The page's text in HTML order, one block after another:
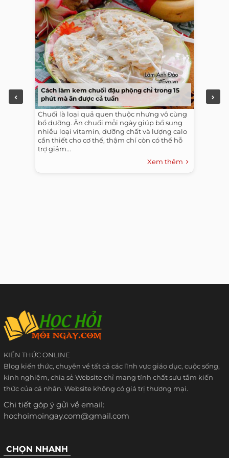
Cách làm kem chuối đậu phộng chỉ trong 15
phút mà ăn được cả tuần
Chuối là loại quả quen thuộc nhưng vô cùng
bổ dưỡng. Ăn chuối mỗi ngày giúp bổ sung
nhiều loại vitamin, dưỡng chất và lượng calo
cần thiết cho cơ thể, thậm chí còn có thể hỗ
trợ giảm...
Xem thêm
KIẾN THỨC ONLINE
Blog kiến thức, chuyên về tất cả các lĩnh vực giáo dục, cuộc sống,
kinh nghiệm, chia sẻ Website chỉ mang tính chất sưu tầm kiến
thức của cá nhân. Website không có giá trị thương mại.
Chi tiết góp ý gửi về email:
hochoimoingay.com@gmail.com
CHỌN NHANH